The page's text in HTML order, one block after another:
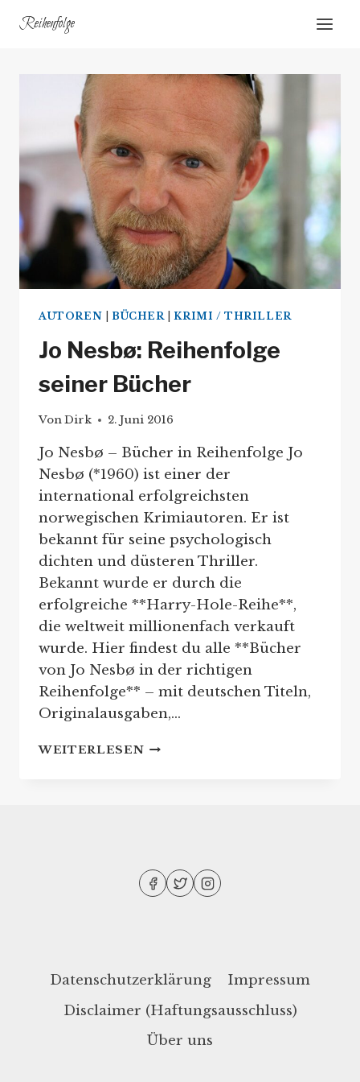
Inhalt
Reihenfolge
AUTOREN BÜCHER |KRIMI / THRILLER
Jo Nesbø: Reihenfolge
seiner Bücher
VonDirk 2. Juni 2016
Jo Nesbø – Bücher in Reihenfolge Jo
Nesbø (*1960) ist einer der
international erfolgreichsten
norwegischen Krimiautoren. Er ist
bekannt für seine psychologisch
dichten und düsteren Thriller.
Bekannt wurde er durch die
erfolgreiche **Harry-Hole-Reihe**,
die weltweit millionenfach verkauft
wurde. Hier findest du alle **Bücher
von Jo Nesbø in der richtigen
Reihenfolge** – mit deutschen Titeln,
Originalausgaben,…
WEITERLESENJO
Datenschutzerklärung
Impressum
Disclaimer (Haftungsausschluss)
Über uns